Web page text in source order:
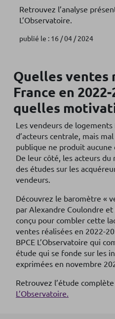
Retrouvez l’analyse
L’Observatoire.
publié le : 16 / 04 / 2024
Quelles ventes
France en
quelles
Les vendeurs de
d’acteurs centrale, mais
publique ne produit aucune
De leur côté, les acteurs
des études sur les
vendeurs.
Découvrez le baromètre «
par Alexandre Coulondre
conçu pour combler cette
ventes réalisées en 2022-
BPCE L’Observatoire qui
étude qui se fonde sur les
exprimées en novembre
Retrouvez l’étude
L’Observatoire.